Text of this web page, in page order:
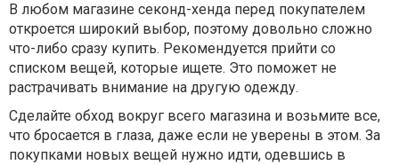
В любом магазине секонд-хенда перед покупателем
откроется широкий выбор, поэтому довольно сложно
что-либо сразу купить. Рекомендуется прийти со
списком вещей, которые ищете. Это поможет не
растрачивать внимание на другую одежду.
Сделайте обход вокруг всего магазина и возьмите все,
что бросается в глаза, даже если не уверены в этом. За
покупками новых вещей нужно идти, одевшись в